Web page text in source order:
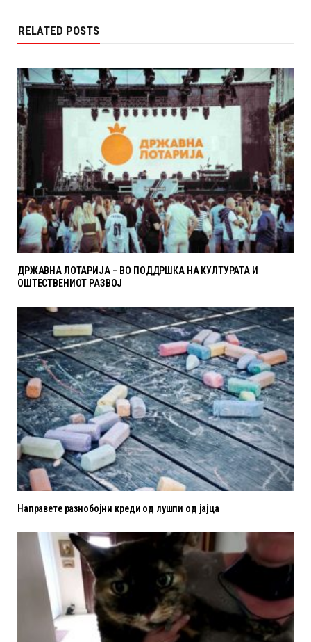
RELATED POSTS
ДРЖАВНА ЛОТАРИЈА – ВО ПОДДРШКА НА КУЛТУРАТА И
ОШТЕСТВЕНИОТ РАЗВОЈ
Направете разнобојни креди од лушпи од јајца